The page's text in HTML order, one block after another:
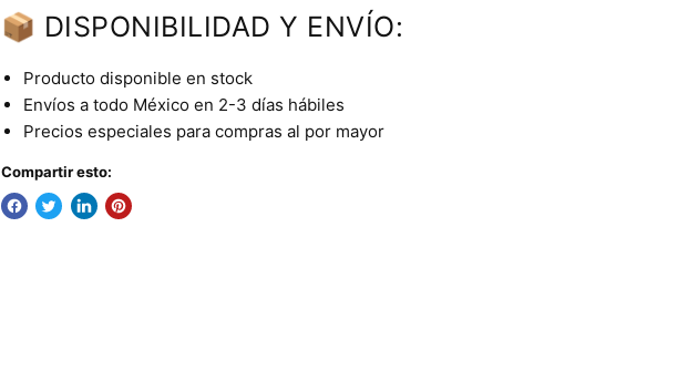
📦 DISPONIBILIDAD Y ENVÍO:
Producto disponible en stock
Envíos a todo México en 2-3 días hábiles
Precios especiales para compras al por mayor
Compartir esto: